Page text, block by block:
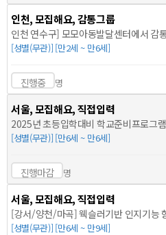
인천, 모집해요, 감통그룹
인천 연수구] 모모아동발달센터에서 감
[성별(무관)] [만2세 ~ 만6세]
진행중 명
서울, 모집해요, 직접입력
2025년 초등입학대비 학교준비프로그
[성별(무관)] [만6세 ~ 만6세]
진행마감 명
서울, 모집해요, 직접입력
[강서/양천/마곡] 웩슬러기반 인지기능
[성별(무관)] [만6세 ~ 만9세]